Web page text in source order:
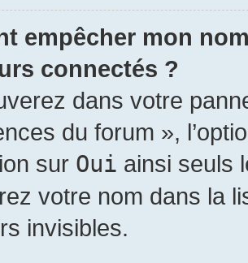
empêcher mon
connectés ?
dans votre
du forum »,
sur Oui ainsi seuls
votre nom dans la
invisibles.